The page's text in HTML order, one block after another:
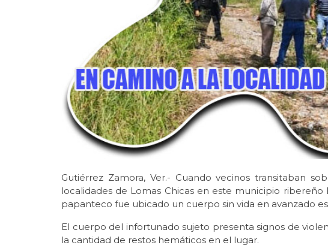
Gutiérrez Zamora, Ver.- Cuando vecinos transitaban
localidades de Lomas Chicas en este municipio
papanteco fue ubicado un cuerpo sin vida en avanzado
El cuerpo del infortunado sujeto presenta signos de
la cantidad de restos hemáticos en el lugar.